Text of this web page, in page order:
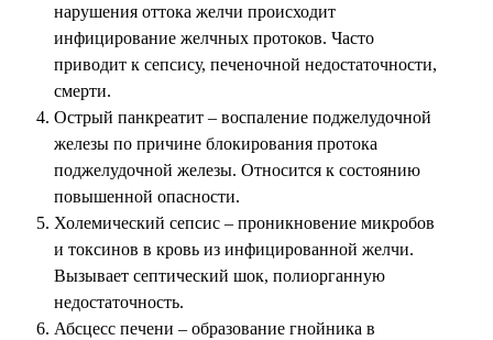
нарушения оттока желчи происходит
инфицирование желчных протоков. Часто
приводит к сепсису, печеночной недостаточности,
смерти.
Острый панкреатит – воспаление поджелудочной
железы по причине блокирования протока
поджелудочной железы. Относится к состоянию
повышенной опасности.
Холемический сепсис – проникновение микробов
и токсинов в кровь из инфицированной желчи.
Вызывает септический шок, полиорганную
недостаточность.
Абсцесс печени – образование гнойника в